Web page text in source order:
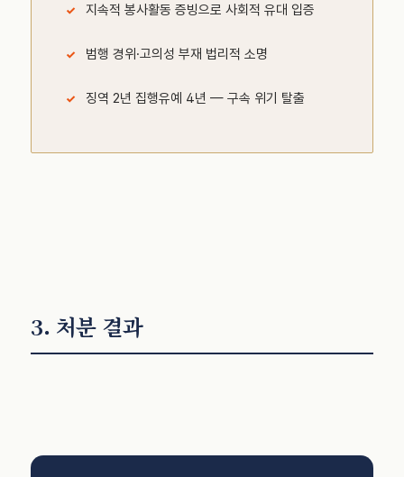
지속적 봉사활동 증빙으로 사회적 유대 입증
범행 경위·고의성 부재 법리적 소명
징역 2년 집행유예 4년 — 구속 위기 탈출
3. 처분 결과